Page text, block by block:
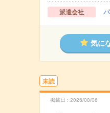
派遣会社
気に
未読
掲載日 2026/08/06